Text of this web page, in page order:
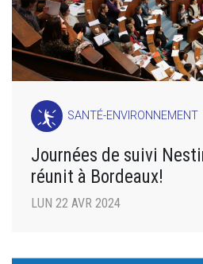
SANTÉ-ENVIRONNEMENT
Journées de suivi
réunit à Bordeaux!
LUN 22 AVR 2024